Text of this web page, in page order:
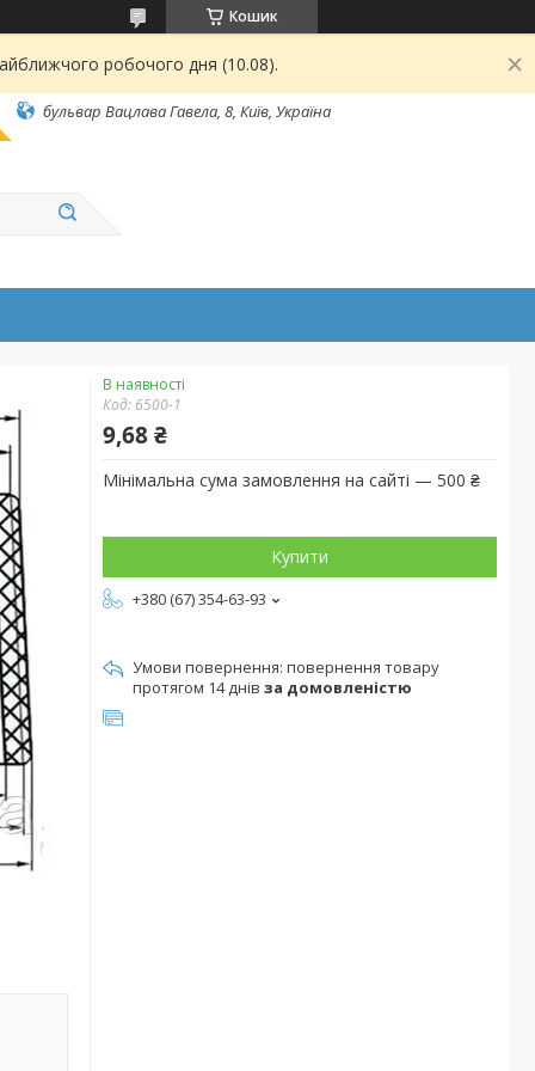
Кошик
робочого дня (10.08).
бульвар Вацлава Гавела, 8, Київ, Україна
В наявності
Код: 6500-1
9,68 ₴
Мінімальна сума замовлення на сайті — 500 ₴
Купити
+380 (67) 354-63-93
повернення товару
протягом 14 днів за домовленістю